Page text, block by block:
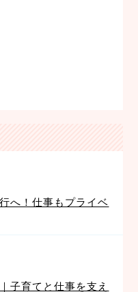
へ！仕事もプライベ
子育てと仕事を支え